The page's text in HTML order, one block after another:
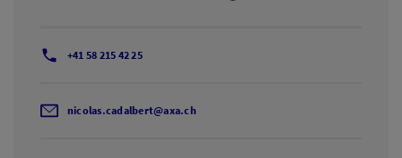
+41 58 215 42 25
nicolas.cadalbert@axa.ch